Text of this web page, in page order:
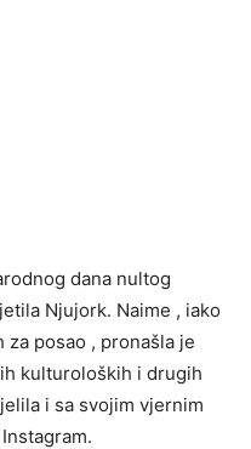
dana nultog
Njujork. Naime , iako
za posao , pronašla je
kulturoloških i drugih
i sa svojim vjernim